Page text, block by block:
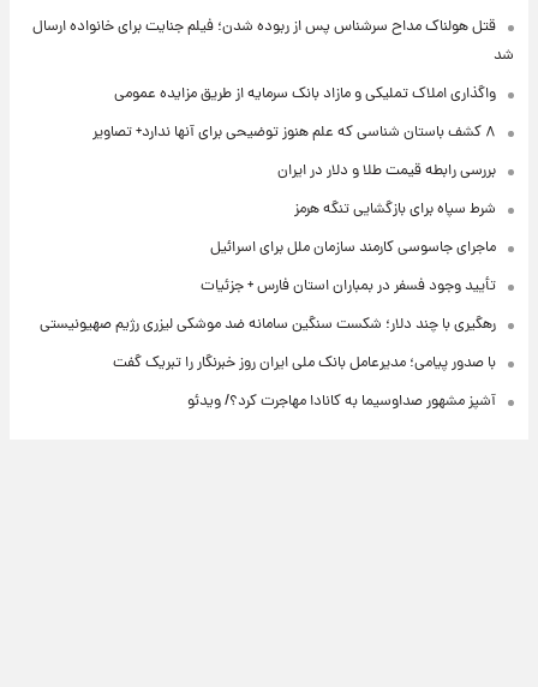
مداح سرشناس پس از ربوده شدن؛ فیلم جنایت برای خانواده ارسال
املاک تملیکی و مازاد بانک سرمایه از طریق مزایده عمومی
قیمت طلا و دلار در ایران
برای بازگشایی تنگه هرمز
جاسوسی کارمند سازمان ملل برای اسرائیل
فسفر در بمباران استان فارس + جزئیات
با چند دلار؛ شکست سنگین سامانه ضد موشکی لیزری رژیم صهیونیستی
پیامی؛ مدیرعامل بانک ملی ایران روز خبرنگار را تبریک گفت
صداوسیما به کانادا مهاجرت کرد؟/ ویدئو